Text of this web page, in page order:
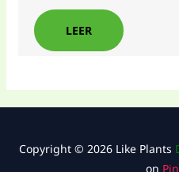
LEER
Copyright © 2026 Like Plants
on